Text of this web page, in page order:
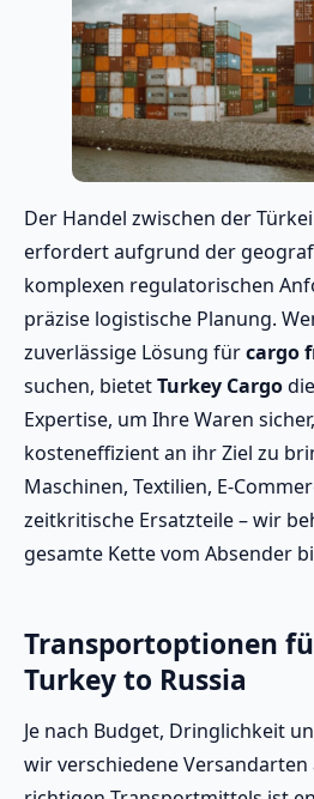
Der Handel zwischen der
erfordert aufgrund der
komplexen regulatorischen
präzise logistische Planung.
zuverlässige Lösung fürcargo
suchen, bietetTurkey Cargo
Expertise, um Ihre Waren
kosteneffizient an ihr Ziel zu
Maschinen, Textilien, E-
zeitkritische Ersatzteile – wir
gesamte Kette vom Absender
Transportoptionen
Turkey to Russia
Je nach Budget, Dringlichkeit
wir verschiedene Versandarten